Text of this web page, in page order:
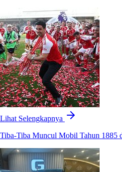
Lihat Selengkapnya
Tiba-Tiba Muncul Mobil Tahun 1885